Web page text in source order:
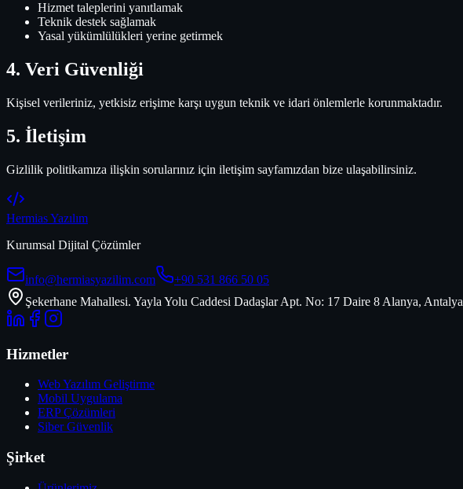
Hizmet taleplerini yanıtlamak
Teknik destek sağlamak
Yasal yükümlülükleri yerine getirmek
4. Veri Güvenliği
Kişisel verileriniz, yetkisiz erişime karşı uygun teknik ve idari önlemlerle korunmaktadır.
5. İletişim
Gizlilik politikamıza ilişkin sorularınız için iletişim sayfamızdan bize ulaşabilirsiniz.
Hermias Yazılım
Kurumsal Dijital Çözümler
info@hermiasyazilim.com
+90 531 866 50 05
Şekerhane Mahallesi. Yayla Yolu Caddesi Dadaşlar Apt. No: 17 Daire 8 Alanya, Antalya
Hizmetler
Web Yazılım Geliştirme
Mobil Uygulama
ERP Çözümleri
Siber Güvenlik
Şirket